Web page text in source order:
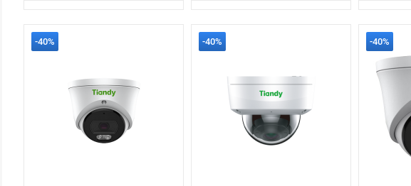
-40% -40% -40%